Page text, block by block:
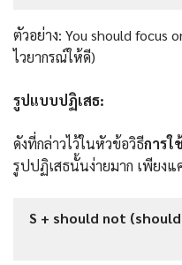
ตัวอย่าง: You should focus
ไวยากรณ์ให้ดี)
รูปแบบปฏิเสธ:
ดังที่กล่าวไว้ในหัวข้อวิธีการใ
รูปปฏิเสธนั้นง่ายมาก เพียงแ
S + should not